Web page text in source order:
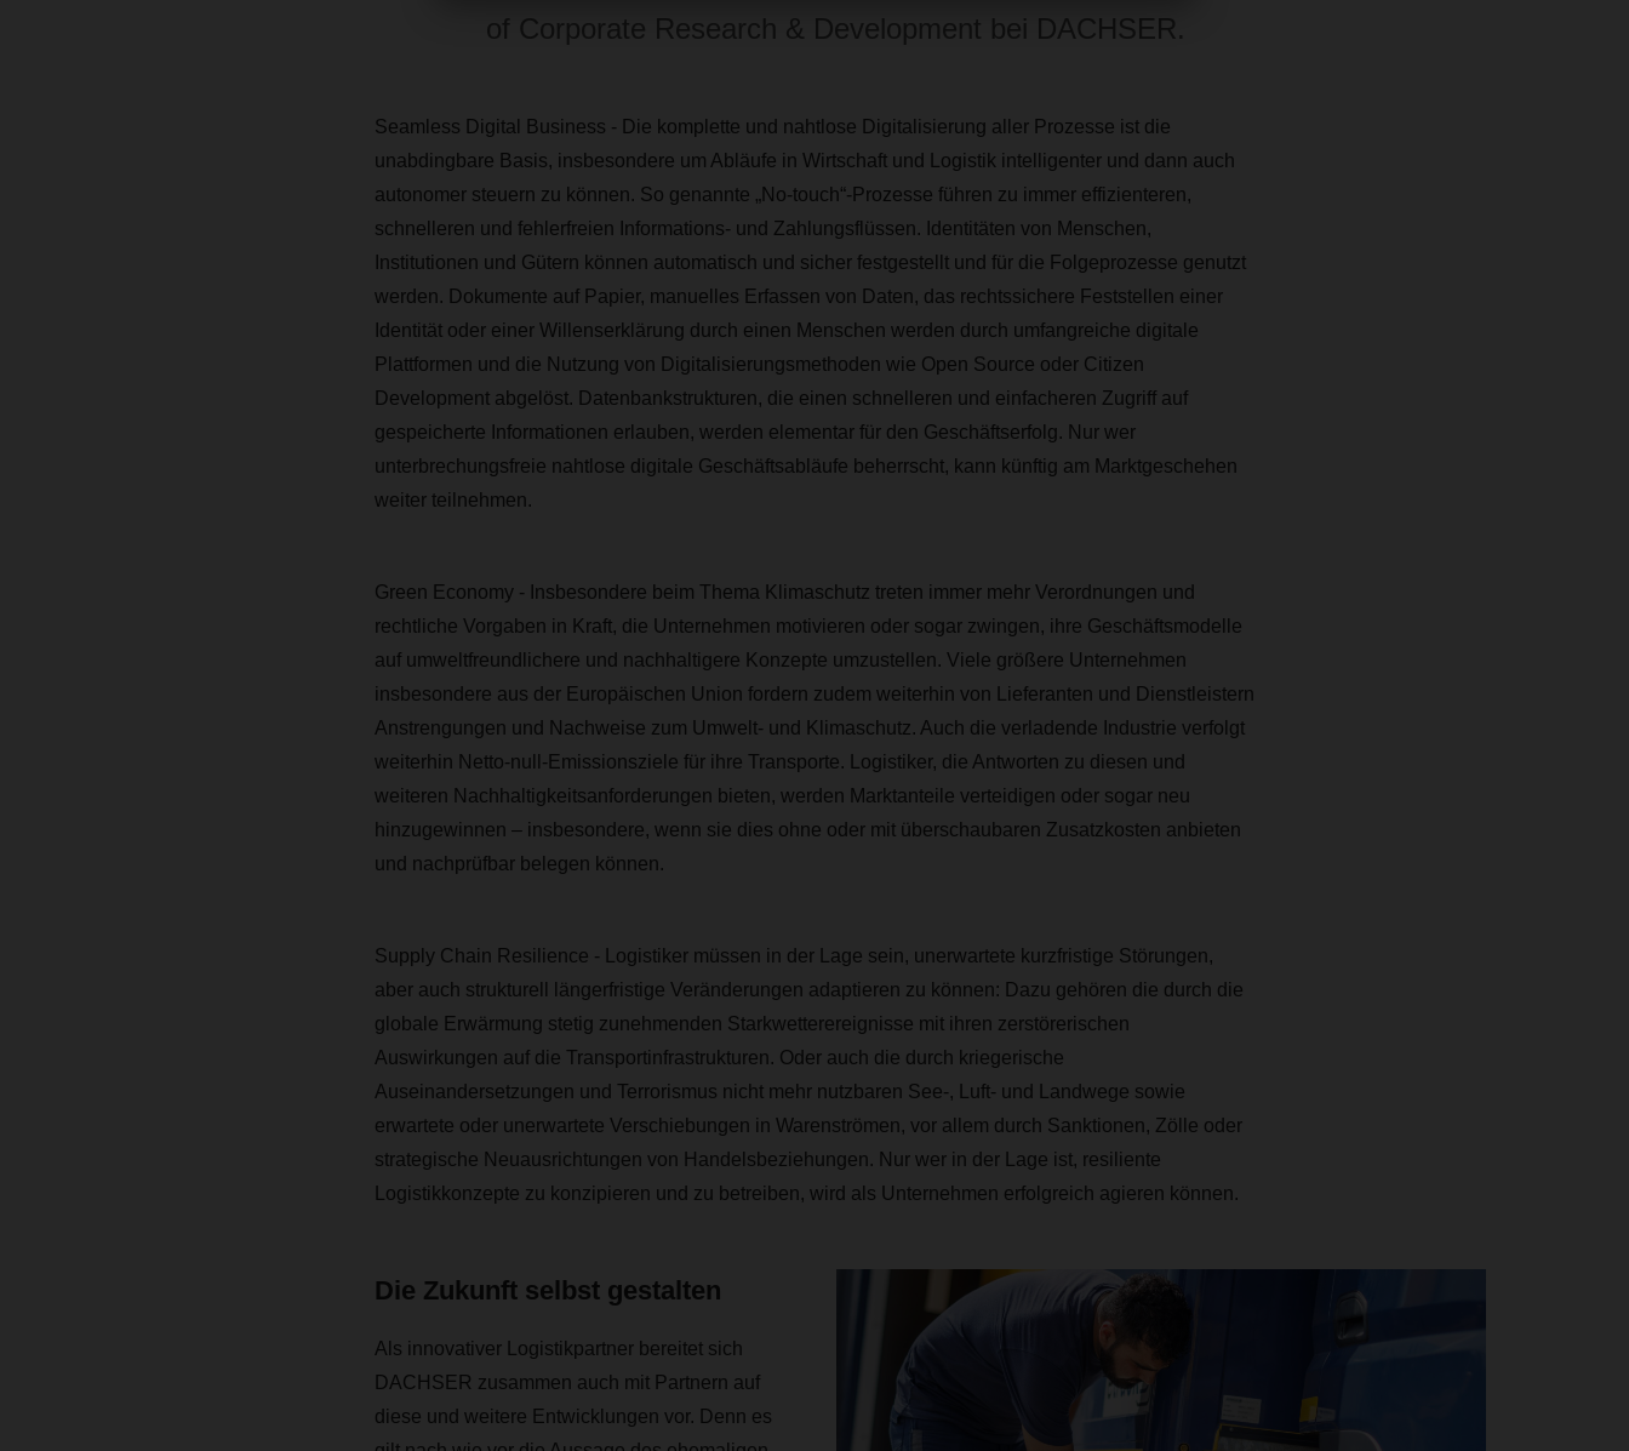
of Corporate Research & Development bei DACHSER.
Seamless Digital Business - Die komplette und nahtlose Digitalisierung aller Prozesse ist die
unabdingbare Basis, insbesondere um Abläufe in Wirtschaft und Logistik intelligenter und dann auch
autonomer steuern zu können. So genannte „No-touch“-Prozesse führen zu immer effizienteren,
schnelleren und fehlerfreien Informations- und Zahlungsflüssen. Identitäten von Menschen,
Institutionen und Gütern können automatisch und sicher festgestellt und für die Folgeprozesse genutzt
werden. Dokumente auf Papier, manuelles Erfassen von Daten, das rechtssichere Feststellen einer
Identität oder einer Willenserklärung durch einen Menschen werden durch umfangreiche digitale
Plattformen und die Nutzung von Digitalisierungsmethoden wie Open Source oder Citizen
Development abgelöst. Datenbankstrukturen, die einen schnelleren und einfacheren Zugriff auf
gespeicherte Informationen erlauben, werden elementar für den Geschäftserfolg. Nur wer
unterbrechungsfreie nahtlose digitale Geschäftsabläufe beherrscht, kann künftig am Marktgeschehen
weiter teilnehmen.
Green Economy - Insbesondere beim Thema Klimaschutz treten immer mehr Verordnungen und
rechtliche Vorgaben in Kraft, die Unternehmen motivieren oder sogar zwingen, ihre Geschäftsmodelle
auf umweltfreundlichere und nachhaltigere Konzepte umzustellen. Viele größere Unternehmen
insbesondere aus der Europäischen Union fordern zudem weiterhin von Lieferanten und Dienstleistern
Anstrengungen und Nachweise zum Umwelt- und Klimaschutz. Auch die verladende Industrie verfolgt
weiterhin Netto-null-Emissionsziele für ihre Transporte. Logistiker, die Antworten zu diesen und
weiteren Nachhaltigkeitsanforderungen bieten, werden Marktanteile verteidigen oder sogar neu
hinzugewinnen – insbesondere, wenn sie dies ohne oder mit überschaubaren Zusatzkosten anbieten
und nachprüfbar belegen können.
Supply Chain Resilience - Logistiker müssen in der Lage sein, unerwartete kurzfristige Störungen,
aber auch strukturell längerfristige Veränderungen adaptieren zu können: Dazu gehören die durch die
globale Erwärmung stetig zunehmenden Starkwetterereignisse mit ihren zerstörerischen
Auswirkungen auf die Transportinfrastrukturen. Oder auch die durch kriegerische
Auseinandersetzungen und Terrorismus nicht mehr nutzbaren See-, Luft- und Landwege sowie
erwartete oder unerwartete Verschiebungen in Warenströmen, vor allem durch Sanktionen, Zölle oder
strategische Neuausrichtungen von Handelsbeziehungen. Nur wer in der Lage ist, resiliente
Logistikkonzepte zu konzipieren und zu betreiben, wird als Unternehmen erfolgreich agieren können.
Die Zukunft selbst gestalten
Als innovativer Logistikpartner bereitet sich
DACHSER zusammen auch mit Partnern auf
diese und weitere Entwicklungen vor. Denn es